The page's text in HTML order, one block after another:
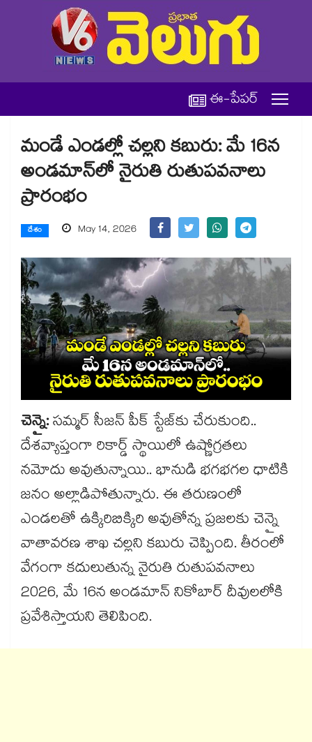
ఈ-పేపర్
మండే ఎండల్లో చల్లని కబురు: మే 16న
అండమాన్‎లో నైరుతి రుతుపవనాలు
ప్రారంభం
దేశం May 14, 2026
చెన్నై:సమ్మర్ సీజన్ పీక్ స్టేజ్‎కు చేరుకుంది..
దేశవ్యాప్తంగా రికార్డ్ స్థాయిలో ఉష్ణోగ్రతలు
నమోదు అవుతున్నాయి.. భానుడి భగభగల ధాటికి
జనం అల్లాడిపోతున్నారు. ఈ తరుణంలో
ఎండలతో ఉక్కిరిబిక్కిరి అవుతోన్న ప్రజలకు చెన్నై
వాతావరణ శాఖ చల్లని కబురు చెప్పింది. తీరంలో
వేగంగా కదులుతున్న నైరుతి రుతుపవనాలు
2026, మే 16న అండమాన్ నికోబార్ దీవులలోకి
ప్రవేశిస్తాయని తెలిపింది.